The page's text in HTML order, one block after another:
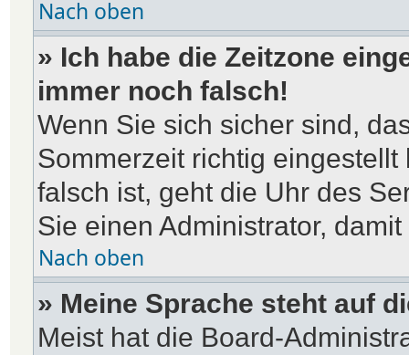
Nach oben
» Ich habe die Zeitzone
immer noch falsch!
Wenn Sie sich sicher sind,
Sommerzeit richtig
falsch ist, geht die Uhr des
Sie einen Administrator,
Nach oben
» Meine Sprache steht auf
Meist hat die Board-